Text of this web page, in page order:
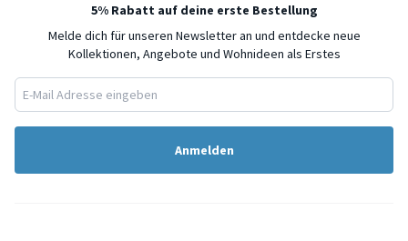
5% Rabatt auf deine erste Bestellung
Melde dich für unseren Newsletter an und entdecke neue
Kollektionen, Angebote und Wohnideen als Erstes
Anmelden